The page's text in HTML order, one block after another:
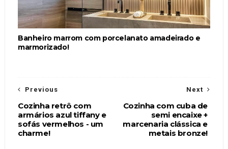
Banheiro marrom com porcelanato amadeirado e
marmorizado!
Next
Cozinha com cuba de
semi encaixe +
marcenaria clássica e
metais bronze!
Previous
Cozinha retrô com
armários azul tiffany e
sofás vermelhos - um
charme!